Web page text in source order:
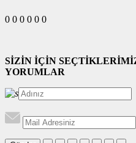
0 0 0 0 0 0
SİZİN İÇİN
YORUMLAR